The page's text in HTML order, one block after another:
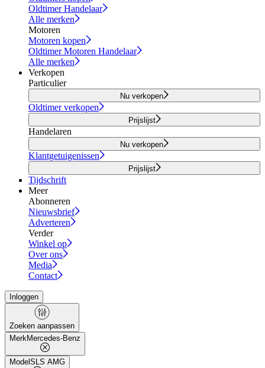
Oldtimer Handelaar
Alle merken
Motoren
Motoren kopen
Oldtimer Motoren Handelaar
Alle merken
Verkopen
Particulier
Nu verkopen
Oldtimer verkopen
Prijslijst
Handelaren
Nu verkopen
Klantgetuigenissen
Prijslijst
Tijdschrift
Meer
Abonneren
Nieuwsbrief
Adverteren
Verder
Winkel op
Over ons
Media
Contact
Inloggen
Zoeken aanpassen
MerkMercedes-Benz
Model SLS AMG